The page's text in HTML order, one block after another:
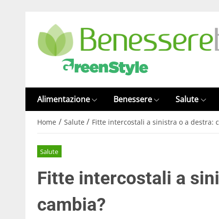
Alimentazione Benessere Salute
Home / Salute / Fitte intercostali a sinistra o a destra:
Salute
Fitte intercostali a
cambia?